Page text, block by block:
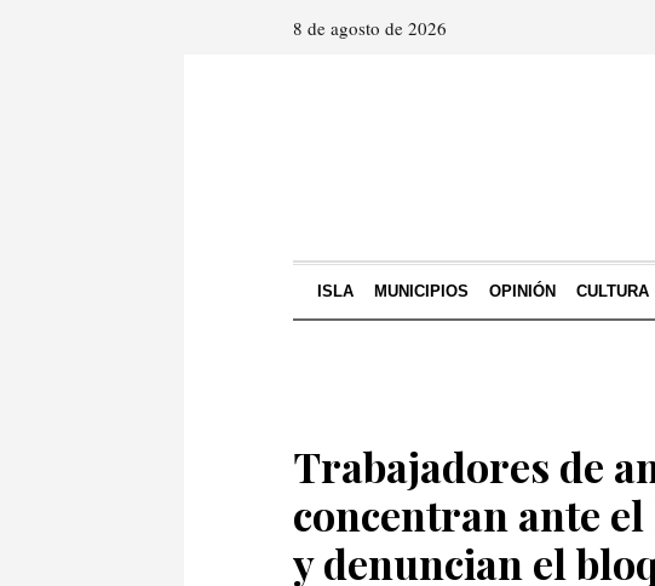
8 de agosto de 2026
ISLA MUNICIPIOS OPINIÓN CULTURA
Trabajadores de
concentran ante
y denuncian el